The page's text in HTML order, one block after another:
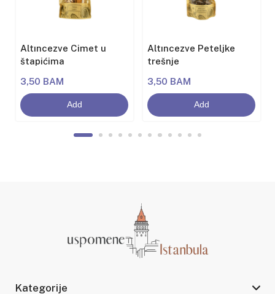
Altıncezve Cimet u
štapićima
3,50 BAM
Add
Altıncezve Peteljke
trešnje
3,50 BAM
Add
Kategorije